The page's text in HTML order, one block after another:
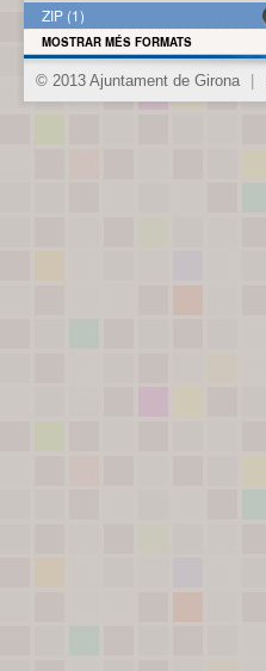
ZIP (1)
MOSTRAR MÉS FORMATS
© 2013 Ajuntament de Girona